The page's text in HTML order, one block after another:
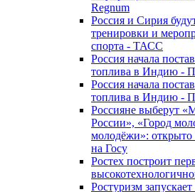
Regnum
Россия и Сирия
тренировки и
спорта - ТАСС
Россия начала
топлива в Индию -
Россия начала
топлива в Индию -
Россияне выберут
России», «Город
молодёжи»: открыто
на Госу
Ростех построит
Ростуризм